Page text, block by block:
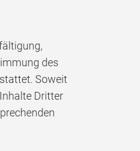
des
Soweit
Dritter